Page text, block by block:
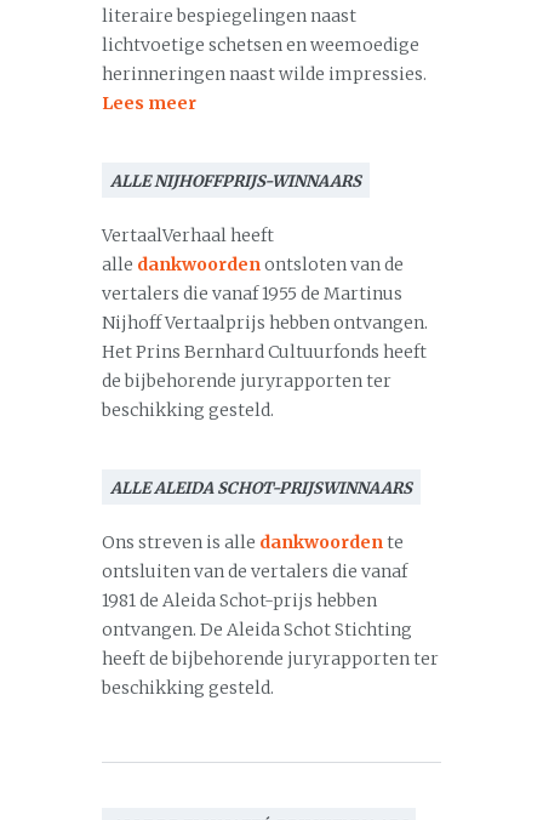
literaire bespiegelingen naast
lichtvoetige schetsen en weemoedige
herinneringen naast wilde impressies.
Lees meer
ALLE NIJHOFFPRIJS-WINNAARS
VertaalVerhaal heeft
alle dankwoordenontsloten van de
vertalers die vanaf 1955 de Martinus
Nijhoff Vertaalprijs hebben ontvangen.
Het Prins Bernhard Cultuurfonds heeft
de bijbehorende juryrapporten ter
beschikking gesteld.
ALLE ALEIDA SCHOT-PRIJSWINNAARS
Ons streven is alle dankwoordente
ontsluiten van de vertalers die vanaf
1981 de Aleida Schot-prijs hebben
ontvangen. De Aleida Schot Stichting
heeft de bijbehorende juryrapporten ter
beschikking gesteld.